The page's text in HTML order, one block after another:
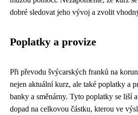
dobré sledovat jeho vývoj a zvolit
Poplatky a provize
Při převodu švýcarských franků na
nejen aktuální kurz, ale také poplatky a
banky a směnárny. Tyto poplatky se liší
dopad na celkovou částku, kterou ve